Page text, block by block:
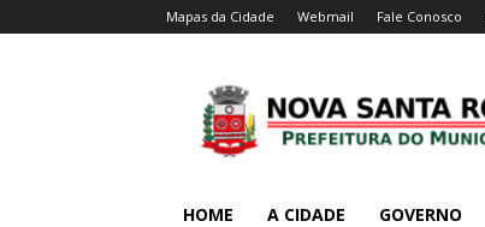
Mapas da Cidade Webmail Fale Conosco
HOME A CIDADE GOVERNO